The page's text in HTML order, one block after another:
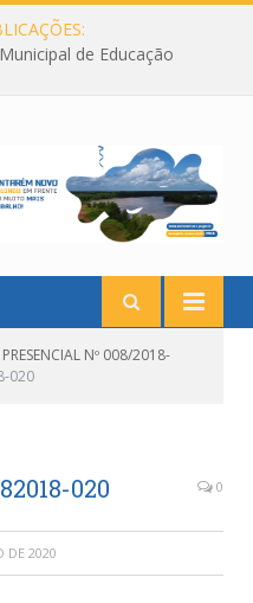
de Educação
Nº 008/2018-
020
020 0
DE 2020